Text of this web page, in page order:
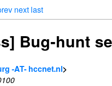
next last
Bug-hunt
-AT- hccnet.nl>